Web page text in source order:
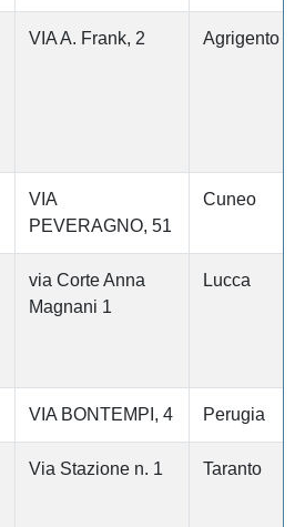
VIA A. Frank, 2 Agrigento
VIA
PEVERAGNO, 51
Cuneo
via Corte Anna
Magnani 1
Lucca
VIA BONTEMPI, 4 Perugia
Via Stazione n. 1 Taranto